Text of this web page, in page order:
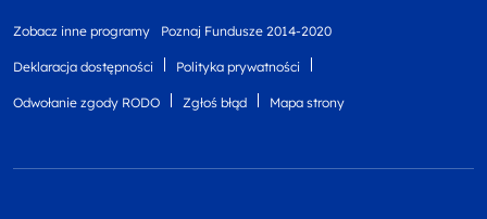
Zobacz inne programy Poznaj Fundusze 2014-2020
Deklaracja dostępności Polityka prywatności
Odwołanie zgody RODO Zgłoś błąd Mapa strony